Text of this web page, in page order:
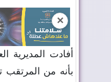
✕
أفادت المديرية
بأنه من